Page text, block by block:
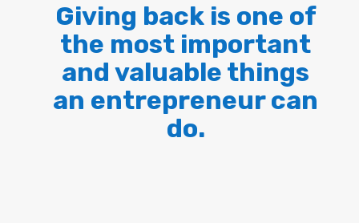
Giving back is one of
the most important
and valuable things
an entrepreneur can
do.